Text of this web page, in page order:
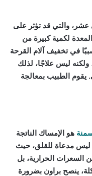
عشر، والتي قد تؤثر على
المعدة لكمية كبيرة من
في تخفيف آلام القرحة
ولكنه ليس علاجًا، لذلك
يقوم الطبيب بمعالجة
هو الإمساك الناتجة
ليس مدعاة للقلق، حيث
السعرات الحرارية، بل
ينصح براون بضرورة